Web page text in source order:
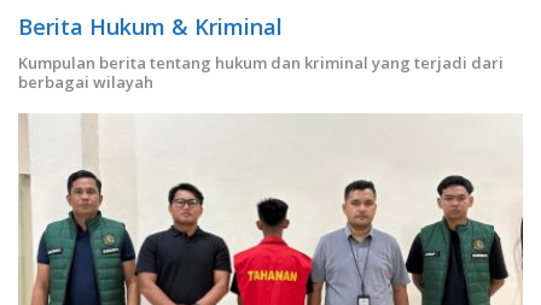
Berita Hukum & Kriminal
Kumpulan berita tentang hukum dan kriminal yang terjadi dari
berbagai wilayah